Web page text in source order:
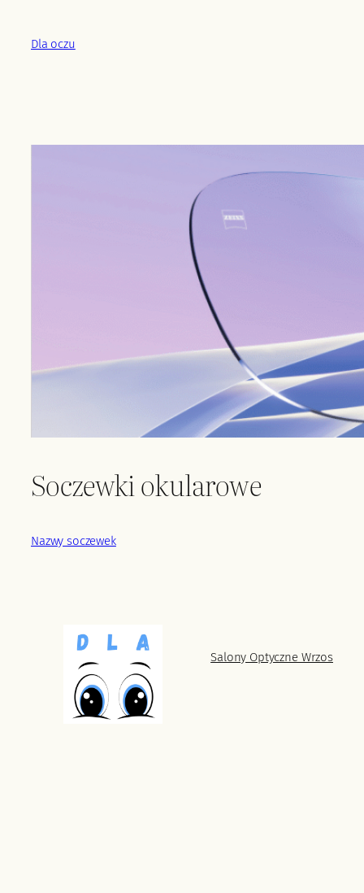
treściDla oczu
Soczewki okularowe
Nazwy soczewek
Salony Optyczne Wrzos